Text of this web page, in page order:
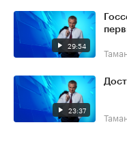
29:54
23:37